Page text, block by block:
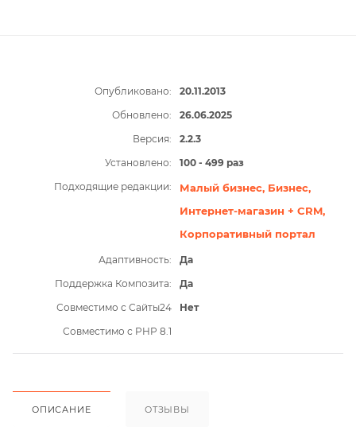
Опубликовано:
20.11.2013
Обновлено:
26.06.2025
Версия:
2.2.3
Установлено:
100 - 499 раз
Подходящие редакции:
Малый бизнес, Бизнес,
Интернет-магазин + CRM,
Корпоративный портал
Адаптивность:
Да
Поддержка Композита:
Да
Совместимо с Сайты24
Нет
Совместимо с PHP 8.1
ОПИСАНИЕ ОТЗЫВЫ